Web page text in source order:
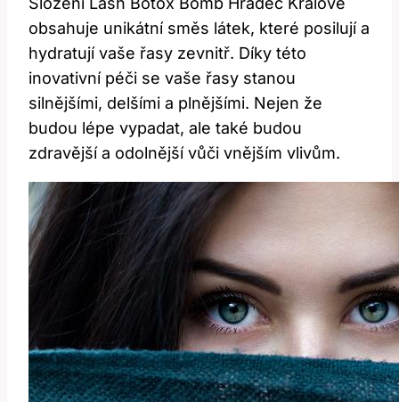
obsahuje unikátní směs látek, které posilují a
hydratují vaše řasy zevnitř. Díky této
inovativní péči se vaše řasy stanou
silnějšími, delšími a plnějšími. Nejen že
budou lépe vypadat, ale také budou
zdravější a odolnější vůči vnějším vlivům.